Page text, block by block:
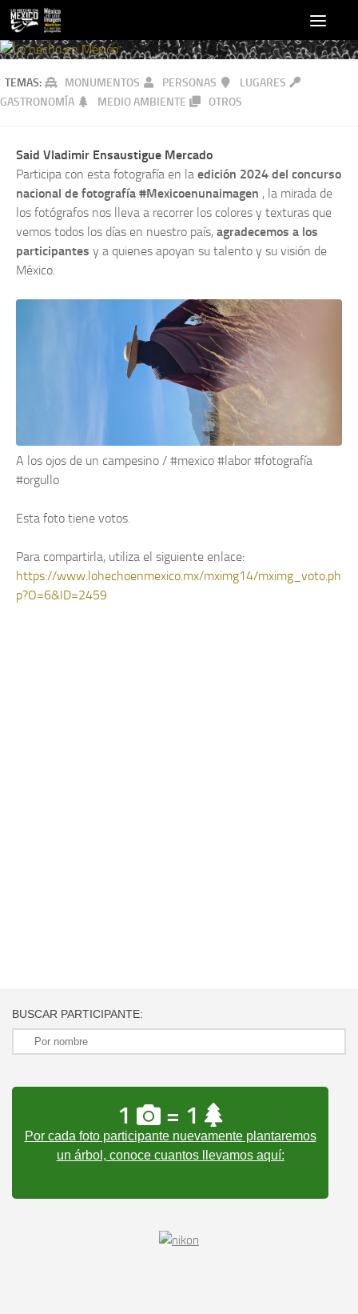
TEMAS: MONUMENTOS PERSONAS
LUGARES
GASTRONOMÍA
MEDIO AMBIENTE OTROS
Said Vladimir Ensaustigue Mercado
Participa con esta fotografía en la edición 2024 del concurso
nacional de fotografía #Mexicoenunaimagen , la mirada de
los fotógrafos nos lleva a recorrer los colores y texturas que
vemos todos los días en nuestro país, agradecemos a los
participantes y a quienes apoyan su talento y su visión de
México.
A los ojos de un campesino / #mexico #labor #fotografía
#orgullo
Esta foto tiene votos.
Para compartirla, utiliza el siguiente enlace:
https://www.lohechoenmexico.mx/mximg14/mximg_voto.ph
p?O=6&ID=2459
BUSCAR PARTICIPANTE:
1 = 1
Por cada foto participante nuevamente plantaremos
un árbol, conoce cuantos llevamos aquí: